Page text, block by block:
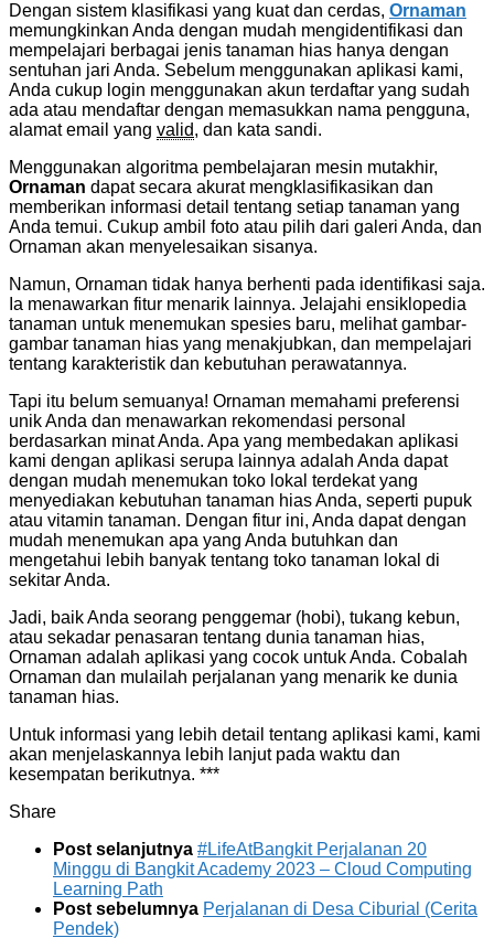
Dengan sistem klasifikasi yang kuat dan cerdas, Ornaman
memungkinkan Anda dengan mudah mengidentifikasi dan
mempelajari berbagai jenis tanaman hias hanya dengan
sentuhan jari Anda. Sebelum menggunakan aplikasi kami,
Anda cukup login menggunakan akun terdaftar yang sudah
ada atau mendaftar dengan memasukkan nama pengguna,
alamat email yang valid, dan kata sandi.
Menggunakan algoritma pembelajaran mesin mutakhir,
Ornaman dapat secara akurat mengklasifikasikan dan
memberikan informasi detail tentang setiap tanaman yang
Anda temui. Cukup ambil foto atau pilih dari galeri Anda, dan
Ornaman akan menyelesaikan sisanya.
Namun, Ornaman tidak hanya berhenti pada identifikasi saja.
Ia menawarkan fitur menarik lainnya. Jelajahi ensiklopedia
tanaman untuk menemukan spesies baru, melihat gambar-
gambar tanaman hias yang menakjubkan, dan mempelajari
tentang karakteristik dan kebutuhan perawatannya.
Tapi itu belum semuanya! Ornaman memahami preferensi
unik Anda dan menawarkan rekomendasi personal
berdasarkan minat Anda. Apa yang membedakan aplikasi
kami dengan aplikasi serupa lainnya adalah Anda dapat
dengan mudah menemukan toko lokal terdekat yang
menyediakan kebutuhan tanaman hias Anda, seperti pupuk
atau vitamin tanaman. Dengan fitur ini, Anda dapat dengan
mudah menemukan apa yang Anda butuhkan dan
mengetahui lebih banyak tentang toko tanaman lokal di
sekitar Anda.
Jadi, baik Anda seorang penggemar (hobi), tukang kebun,
atau sekadar penasaran tentang dunia tanaman hias,
Ornaman adalah aplikasi yang cocok untuk Anda. Cobalah
Ornaman dan mulailah perjalanan yang menarik ke dunia
tanaman hias.
Untuk informasi yang lebih detail tentang aplikasi kami, kami
akan menjelaskannya lebih lanjut pada waktu dan
kesempatan berikutnya. ***
Share
Post selanjutnya #LifeAtBangkit Perjalanan 20
Minggu di Bangkit Academy 2023 – Cloud Computing
Learning Path
Post sebelumnya Perjalanan di Desa Ciburial (Cerita
Pendek)